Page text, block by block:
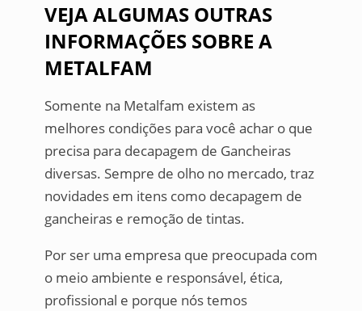
VEJA ALGUMAS OUTRAS
INFORMAÇÕES SOBRE A
METALFAM
Somente na Metalfam existem as
melhores condições para você achar o que
precisa para decapagem de Gancheiras
diversas. Sempre de olho no mercado, traz
novidades em itens como decapagem de
gancheiras e remoção de tintas.
Por ser uma empresa que preocupada com
o meio ambiente e responsável, ética,
profissional e porque nós temos